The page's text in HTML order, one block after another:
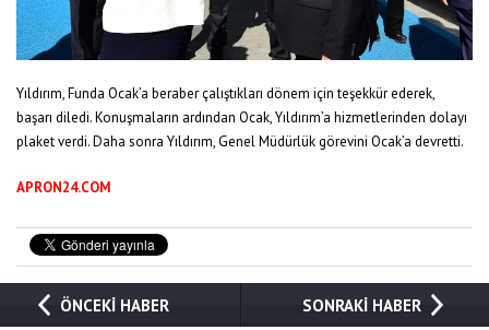
Yıldırım, Funda Ocak’a beraber çalıştıkları dönem için teşekkür ederek,
başarı diledi.Konuşmaların ardından Ocak, Yıldırım’a hizmetlerinden dolayı
plaket verdi. Daha sonra Yıldırım, Genel Müdürlük görevini Ocak’a devretti.
APRON24.COM
ÖNCEKİ HABER SONRAKİ HABER